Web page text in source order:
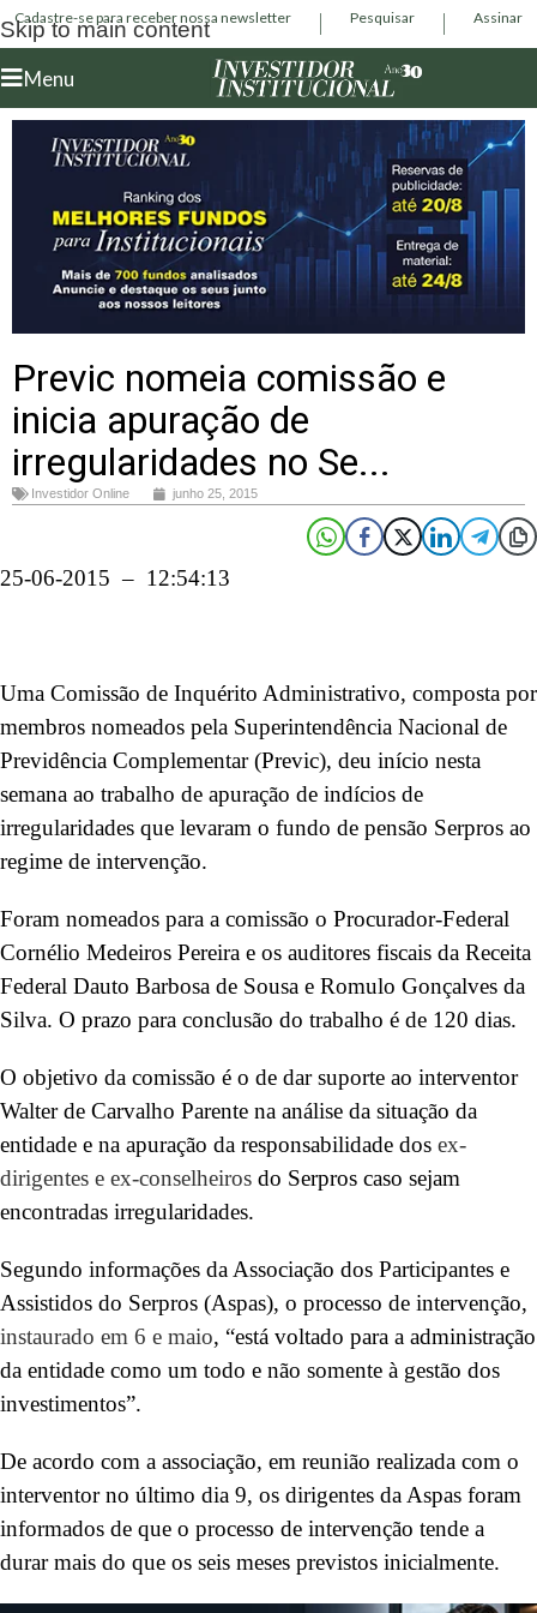
Skip to main content
Cadastre-se para receber nossa newsletter Pesquisar Assinar
Menu
Previc nomeia comissão e
inicia apuração de
irregularidades no Se...
Investidor Online junho 25, 2015
25-06-2015 – 12:54:13
Uma Comissão de Inquérito Administrativo, composta por
membros nomeados pela Superintendência Nacional de
Previdência Complementar (Previc), deu início nesta
semana ao trabalho de apuração de indícios de
irregularidades que levaram o fundo de pensão Serpros ao
regime de intervenção.
Foram nomeados para a comissão o Procurador-Federal
Cornélio Medeiros Pereira e os auditores fiscais da Receita
Federal Dauto Barbosa de Sousa e Romulo Gonçalves da
Silva. O prazo para conclusão do trabalho é de 120 dias.
O objetivo da comissão é o de dar suporte ao interventor
Walter de Carvalho Parente na análise da situação da
entidade e na apuração da responsabilidade dos ex-
dirigentes e ex-conselheiros do Serpros caso sejam
encontradas irregularidades.
Segundo informações da Associação dos Participantes e
Assistidos do Serpros (Aspas), o processo de intervenção,
instaurado em 6 e maio, “está voltado para a administração
da entidade como um todo e não somente à gestão dos
investimentos”.
De acordo com a associação, em reunião realizada com o
interventor no último dia 9, os dirigentes da Aspas foram
informados de que o processo de intervenção tende a
durar mais do que os seis meses previstos inicialmente.